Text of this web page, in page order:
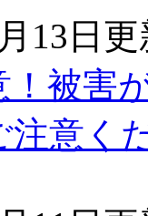
13日更
！被害
注意く